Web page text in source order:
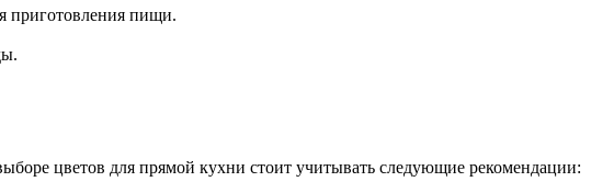
приготовления пищи.
цветов для прямой кухни стоит учитывать следующие рекомендации: